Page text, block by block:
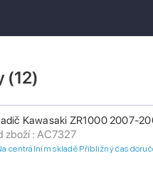
(12)
Kawasaki ZR1000 2007-
zboží : AC7327
centrálním skladě Přibližný čas